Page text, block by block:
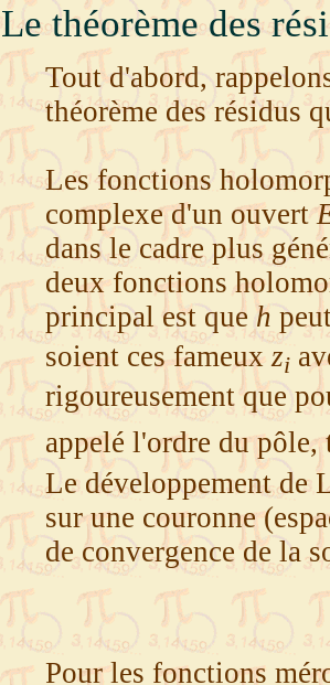
Le théorème des
Tout d'abord,
théorème des résidus
Les fonctions
complexe d'un ouvert
dans le cadre plus
deux fonctions
principal est que h
soient ces fameux zi
rigoureusement que
appelé l'ordre du
Le développement de
sur une couronne
de convergence de la
Pour les fonctions